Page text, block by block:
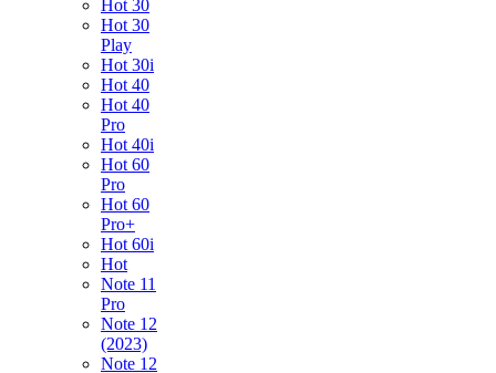
Hot 30
Hot 30
Play
Hot 30i
Hot 40
Hot 40
Pro
Hot 40i
Hot 60
Pro
Hot 60
Pro+
Hot 60i
Hot
Note 11
Pro
Note 12
(2023)
Note 12